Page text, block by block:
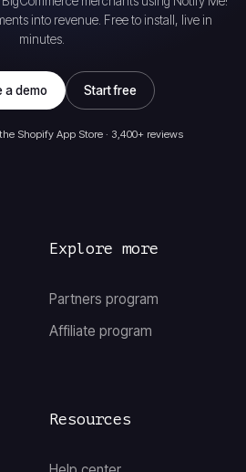
into revenue. Free to install, live in
minutes.
a demo Start free
Shopify App Store · 3,400+ reviews
Resources
Explore more
Partners program
Affiliate program